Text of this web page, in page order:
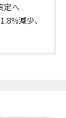
定へ
減少、